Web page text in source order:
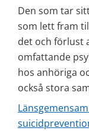
Den som tar
som lett fram
det och förlust
omfattande
hos anhöriga
också stora